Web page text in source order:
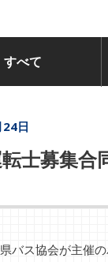
すべて
日
士募集合
バス協会が主催